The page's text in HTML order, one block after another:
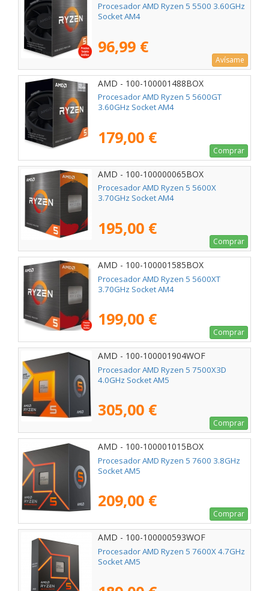
Procesador AMD Ryzen 5 5500 3.60GHz
Socket AM4
96,99 €
Avísame
AMD - 100-100001488BOX
Procesador AMD Ryzen 5 5600GT
3.60GHz Socket AM4
179,00 €
Comprar
AMD - 100-100000065BOX
Procesador AMD Ryzen 5 5600X
3.70GHz Socket AM4
195,00 €
Comprar
AMD - 100-100001585BOX
Procesador AMD Ryzen 5 5600XT
3.70GHz Socket AM4
199,00 €
Comprar
AMD - 100-100001904WOF
Procesador AMD Ryzen 5 7500X3D
4.0GHz Socket AM5
305,00 €
Comprar
AMD - 100-100001015BOX
Procesador AMD Ryzen 5 7600 3.8GHz
Socket AM5
209,00 €
Comprar
AMD - 100-100000593WOF
Procesador AMD Ryzen 5 7600X 4.7GHz
Socket AM5